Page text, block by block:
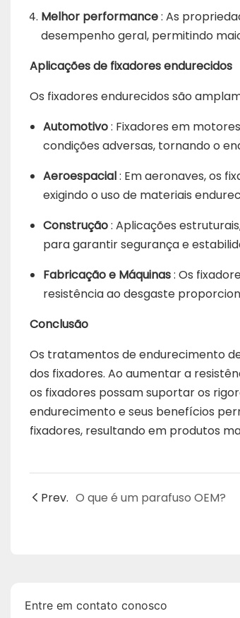
Melhor performance: As
desempenho geral, permitindo
Aplicações de fixadores endurecidos
Os fixadores endurecidos são
Automotivo: Fixadores em
condições adversas, tornando o
Aeroespacial: Em aeronaves, os
exigindo o uso de materiais
Construção: Aplicações
para garantir segurança e
Fabricação e Máquinas: Os
resistência ao desgaste
Conclusão
Os tratamentos de endurecimento
dos fixadores. Ao aumentar a
os fixadores possam suportar os
endurecimento e seus benefícios
fixadores, resultando em produtos
Prev. O que é um parafuso OEM?
Entre em contato conosco